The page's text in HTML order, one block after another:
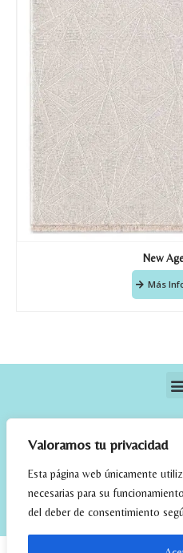
Valoramos tu privacidad
Esta página web únicamente
necesarias para su
del deber de consentimiento
New
Más
elrincondefehmi.com ©